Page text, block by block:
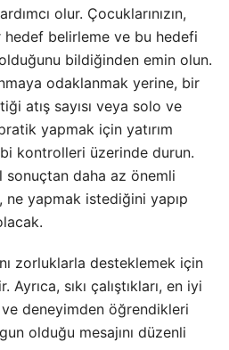
olur. Çocuklarınızın,
belirleme ve bu hedefi
bildiğinden emin olun.
odaklanmak yerine, bir
atış sayısı veya solo ve
yapmak için yatırım
kontrolleri üzerinde durun.
sonuçtan daha az önemli
yapmak istediğini yapıp
zorluklarla desteklemek için
sıkı çalıştıkları, en iyi
deneyimden öğrendikleri
olduğu mesajını düzenli